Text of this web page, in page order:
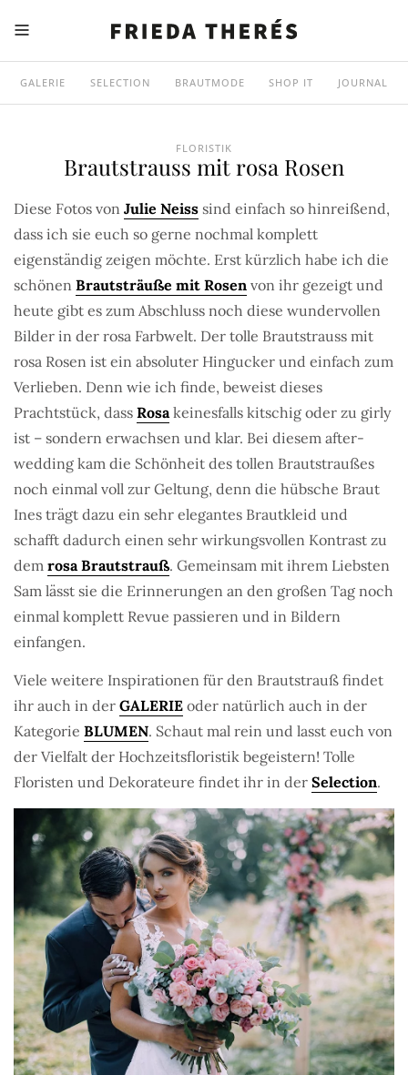
GALERIE SELECTION BRAUTMODE SHOP IT JOURNAL
FLORISTIK
Brautstrauss mit rosa Rosen
Diese Fotos von Julie Neiss sind einfach so hinreißend,
dass ich sie euch so gerne nochmal komplett
eigenständig zeigen möchte. Erst kürzlich habe ich die
schönen Brautsträuße mit Rosen von ihr gezeigt und
heute gibt es zum Abschluss noch diese wundervollen
Bilder in der rosa Farbwelt. Der tolle Brautstrauss mit
rosa Rosen ist ein absoluter Hingucker und einfach zum
Verlieben. Denn wie ich finde, beweist dieses
Prachtstück, dass Rosa keinesfalls kitschig oder zu girly
ist – sondern erwachsen und klar. Bei diesem after-
wedding kam die Schönheit des tollen Brautstraußes
noch einmal voll zur Geltung, denn die hübsche Braut
Ines trägt dazu ein sehr elegantes Brautkleid und
schafft dadurch einen sehr wirkungsvollen Kontrast zu
dem rosa Brautstrauß. Gemeinsam mit ihrem Liebsten
Sam lässt sie die Erinnerungen an den großen Tag noch
einmal komplett Revue passieren und in Bildern
einfangen.
Viele weitere Inspirationen für den Brautstrauß findet
ihr auch in der GALERIE oder natürlich auch in der
Kategorie BLUMEN. Schaut mal rein und lasst euch von
der Vielfalt der Hochzeitsfloristik begeistern! Tolle
Floristen und Dekorateure findet ihr in der Selection.